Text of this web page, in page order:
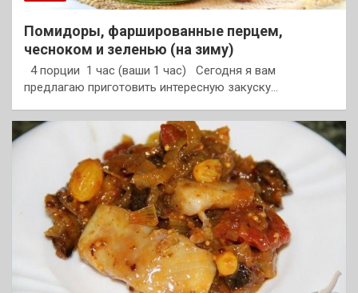
Помидоры, фаршированные перцем,
чесноком и зеленью (на зиму)
4 порции 1 час (ваши 1 час) Сегодня я вам
предлагаю приготовить интересную закуску…